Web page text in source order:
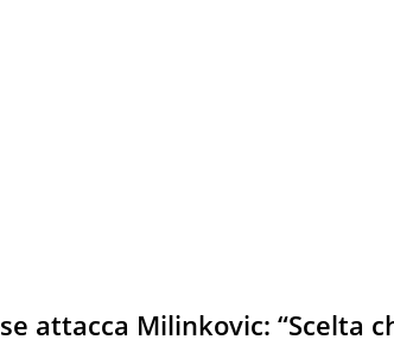
attacca Milinkovic: “Scelta